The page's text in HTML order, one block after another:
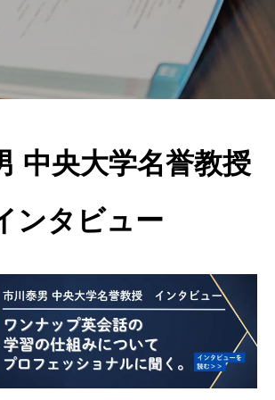
中央大学名誉教授
ンタビュー